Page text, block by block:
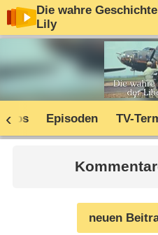
Die wahre
Lily
Infos Episoden TV-
neuen